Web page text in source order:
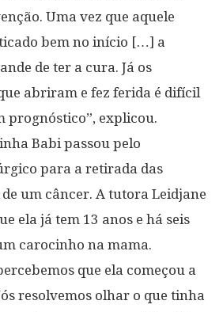
Uma vez que aquele
bem no início […] a
de ter a cura. Já os
abriram e fez ferida é difícil
prognóstico”, explicou.
Babi passou pelo
para a retirada das
um câncer. A tutora Leidjane
ela já tem 13 anos e há seis
carocinho na mama.
que ela começou a
resolvemos olhar o que tinha